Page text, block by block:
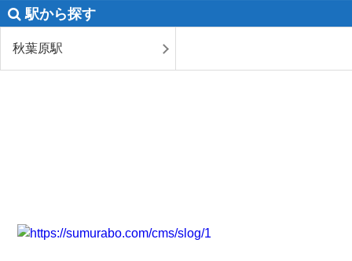
駅から探す
秋葉原駅